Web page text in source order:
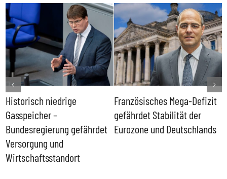
Historisch niedrige
Gasspeicher –
Bundesregierung gefährdet
Versorgung und
Wirtschaftsstandort
Französisches Mega-Defizit
gefährdet Stabilität der
Eurozone und Deutschlands